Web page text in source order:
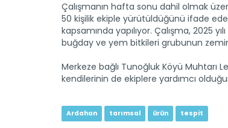
Çalışmanın hafta sonu dahil olmak
50 kişilik ekiple yürütüldüğünü ifade
kapsamında yapılıyor. Çalışma, 2025
buğday ve yem bitkileri grubunun
Merkeze bağlı Tunoğluk Köyü Muhtarı
kendilerinin de ekiplere yardımcı
Ardahan tarımsal ürün tespit